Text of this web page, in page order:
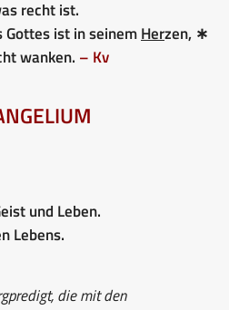
recht ist.
Gottes ist in seinemHerzen, ∗
wanken. – Kv
und Leben.
Lebens.
die mit den